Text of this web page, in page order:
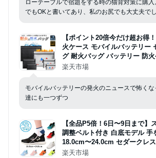
ローテーブルで宿題をする時の猫背対策に購
でもOKと書いてあり、私のお尻でも大丈夫でし
【ポイント20倍今だけ超お得
火ケース モバイルバッテリー
グ 耐火バッグ バッテリー 防
防水 現金 災害 防炎袋 防火袋
火 袋 火事でも燃えない袋
楽天市場
モバイルバッテリーの発火のニュースで怖く
達にも一つずつ
【全品P5倍！6日〜9日まで】
調整ベルト付き 白底モデル 手
18.0cm〜24.0cm セダークレ
T CC-3128W キッズ靴 靴 シュ
楽天市場